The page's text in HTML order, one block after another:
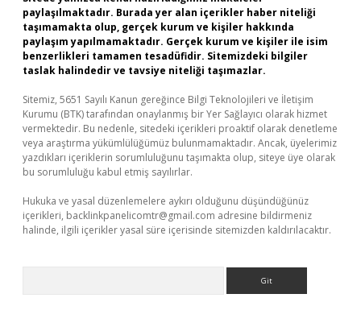
paylaşılmaktadır. Burada yer alan içerikler haber niteliği
taşımamakta olup, gerçek kurum ve kişiler hakkında
paylaşım yapılmamaktadır. Gerçek kurum ve kişiler ile isim
benzerlikleri tamamen tesadüfidir. Sitemizdeki bilgiler
taslak halindedir ve tavsiye niteliği taşımazlar.
Sitemiz, 5651 Sayılı Kanun gereğince Bilgi Teknolojileri ve İletişim
Kurumu (BTK) tarafından onaylanmış bir Yer Sağlayıcı olarak hizmet
vermektedir. Bu nedenle, sitedeki içerikleri proaktif olarak denetleme
veya araştırma yükümlülüğümüz bulunmamaktadır. Ancak, üyelerimiz
yazdıkları içeriklerin sorumluluğunu taşımakta olup, siteye üye olarak
bu sorumluluğu kabul etmiş sayılırlar.
Hukuka ve yasal düzenlemelere aykırı olduğunu düşündüğünüz
içerikleri, backlinkpanelicomtr@gmail.com adresine bildirmeniz
halinde, ilgili içerikler yasal süre içerisinde sitemizden kaldırılacaktır.